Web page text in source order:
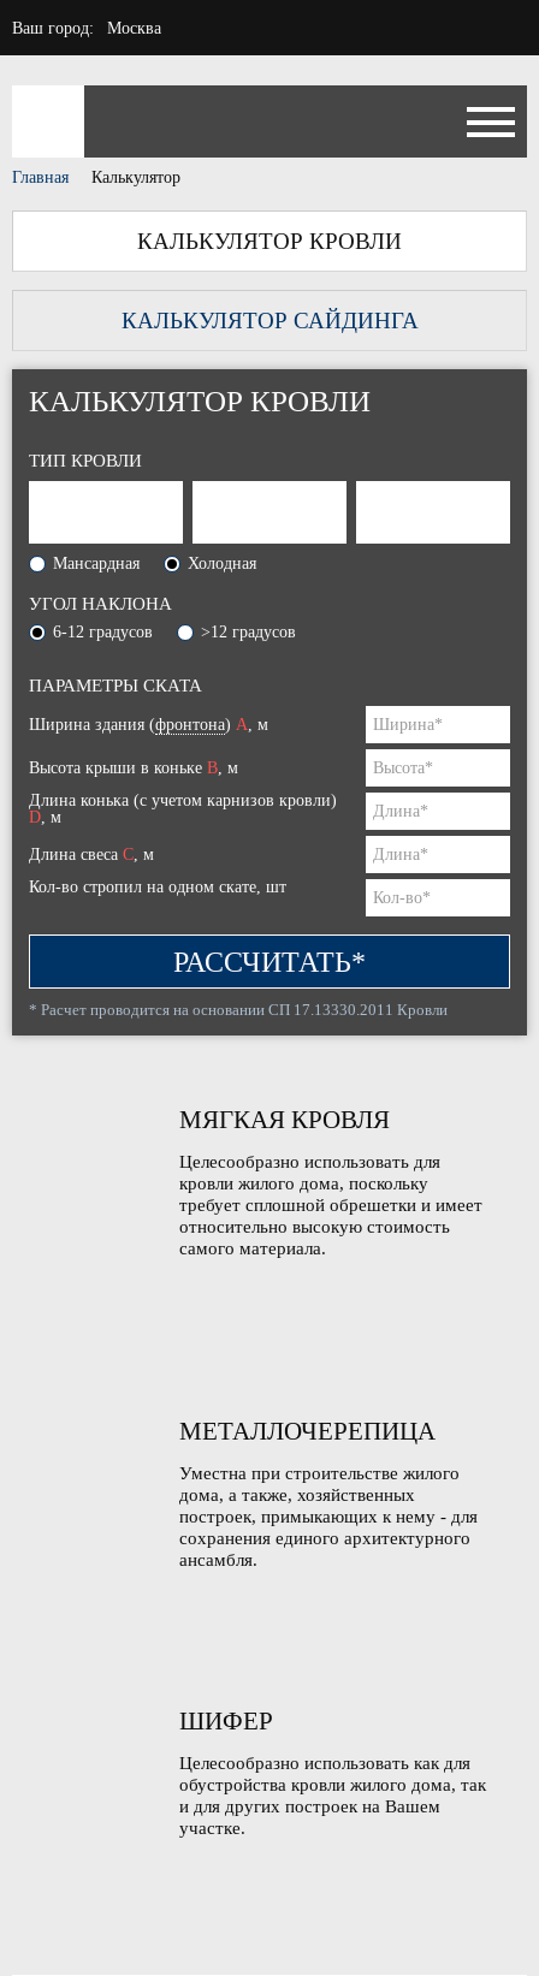
Ваш город: Москва
Главная Калькулятор
КАЛЬКУЛЯТОР КРОВЛИ
КАЛЬКУЛЯТОР САЙДИНГА
КАЛЬКУЛЯТОР КРОВЛИ
ТИП КРОВЛИ
Мансардная Холодная
УГОЛ НАКЛОНА
6-12 градусов >12 градусов
ПАРАМЕТРЫ СКАТА
Ширина здания (фронтона) A, м
Высота крыши в коньке B, м
Длина конька (с учетом карнизов кровли)
D, м
Длина свеса C, м
Кол-во стропил на одном скате, шт
РАССЧИТАТЬ*
* Расчет проводится на основании СП 17.13330.2011 Кровли
МЯГКАЯ КРОВЛЯ
Целесообразно использовать для
кровли жилого дома, поскольку
требует сплошной обрешетки и имеет
относительно высокую стоимость
самого материала.
МЕТАЛЛОЧЕРЕПИЦА
Уместна при строительстве жилого
дома, а также, хозяйственных
построек, примыкающих к нему - для
сохранения единого архитектурного
ансамбля.
ШИФЕР
Целесообразно использовать как для
обустройства кровли жилого дома, так
и для других построек на Вашем
участке.